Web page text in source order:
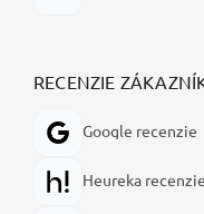
RECENZIE
Google recenzie
Heureka recenzie